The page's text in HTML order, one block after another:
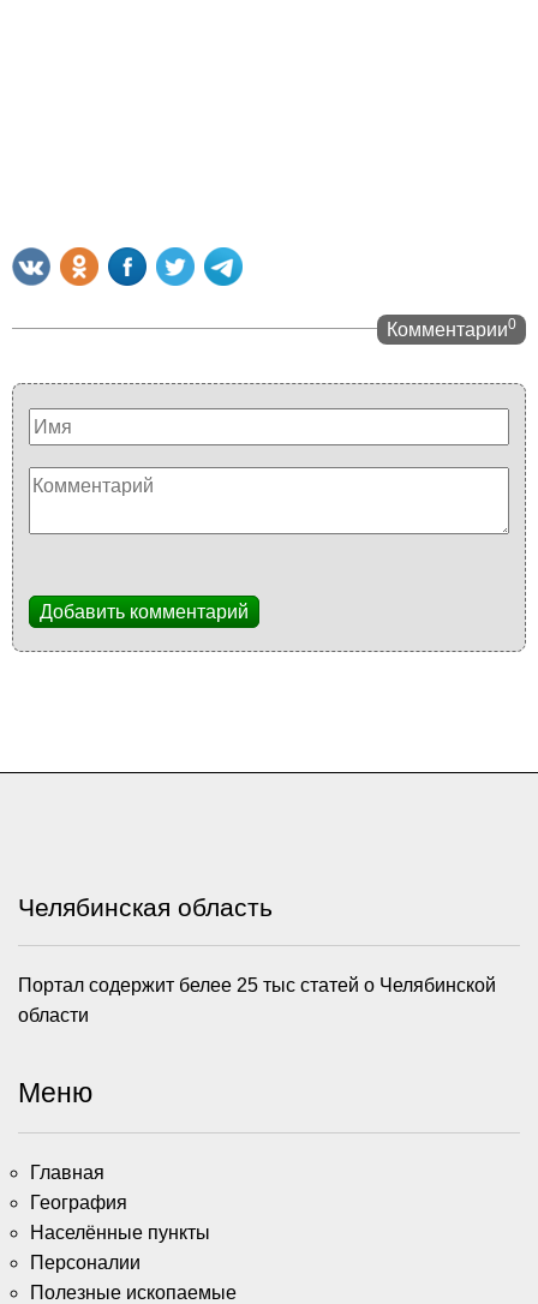
Комментарии0
Добавить комментарий
Челябинская область
Портал содержит белее 25 тыс статей о Челябинской
области
Меню
Главная
География
Населённые пункты
Персоналии
Полезные ископаемые